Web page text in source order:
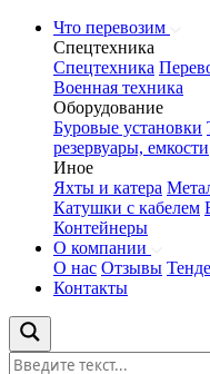
Что перевозим
Спецтехника
Спецтехника
Военная техника
Оборудование
Буровые установки
резервуары, емкости
Иное
Яхты и катера
Катушки с кабелем
Контейнеры
О компании
О нас Отзывы
Контакты